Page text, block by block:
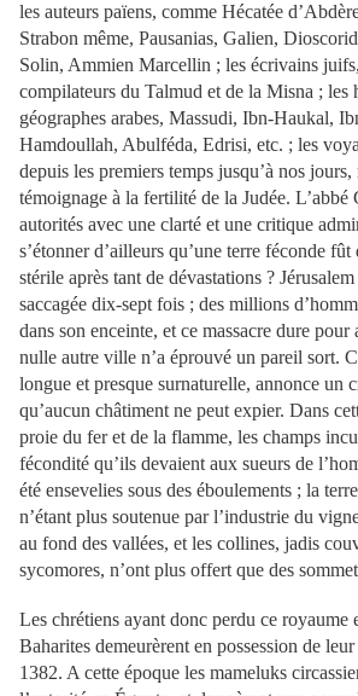
les auteurs païens, comme Hécatée
Strabon même, Pausanias, Galien,
Solin, Ammien Marcellin ; les écrivains
compilateurs du Talmud et de la Misna ; les
géographes arabes, Massudi, Ibn-Haukal,
Hamdoullah, Abulféda, Edrisi, etc. ; les
depuis les premiers temps jusqu’à nos
témoignage à la fertilité de la Judée. L’abbé
autorités avec une clarté et une critique
s’étonner d’ailleurs qu’une terre féconde
stérile après tant de dévastations ?
saccagée dix-sept fois ; des millions
dans son enceinte, et ce massacre dure pour
nulle autre ville n’a éprouvé un pareil sort.
longue et presque surnaturelle, annonce un
qu’aucun châtiment ne peut expier. Dans
proie du fer et de la flamme, les champs
fécondité qu’ils devaient aux sueurs de
été ensevelies sous des éboulements ; la
n’étant plus soutenue par l’industrie du
au fond des vallées, et les collines, jadis
sycomores, n’ont plus offert que des
Les chrétiens ayant donc perdu ce royaume
Baharites demeurèrent en possession de
1382. A cette époque les mameluks